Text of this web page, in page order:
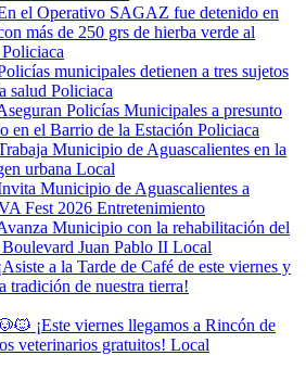
el Operativo SAGAZ fue detenido en
más de 250 grs de hierba verde al
Policiaca
municipales detienen a tres sujetos
salud Policiaca
Policías Municipales a presunto
en el Barrio de la Estación Policiaca
Municipio de Aguascalientes en la
urbana Local
Municipio de Aguascalientes a
Fest 2026 Entretenimiento
Municipio con la rehabilitación del
Juan Pablo II Local
a la Tarde de Café de este viernes y
tradición de nuestra tierra!
¡Este viernes llegamos a Rincón de
veterinarios gratuitos! Local